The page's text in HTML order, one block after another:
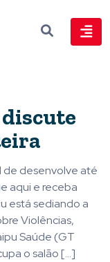
de desenvolve até
aqui e receba
está sediando a
Violências,
Saúde (GT
o salão […]